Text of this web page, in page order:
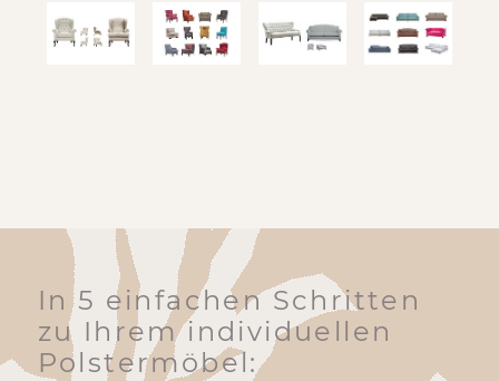
In 5 einfachen Schritten
zu Ihrem individuellen
Polstermöbel: